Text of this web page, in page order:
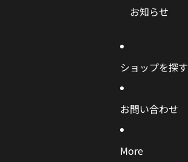
お知らせ
ショップを探す
お問い合わせ
More